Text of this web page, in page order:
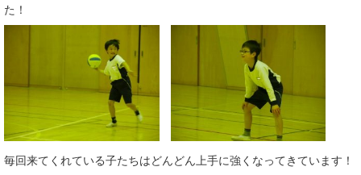
た！
毎回来てくれている子たちはどんどん上手に強くなってきています！